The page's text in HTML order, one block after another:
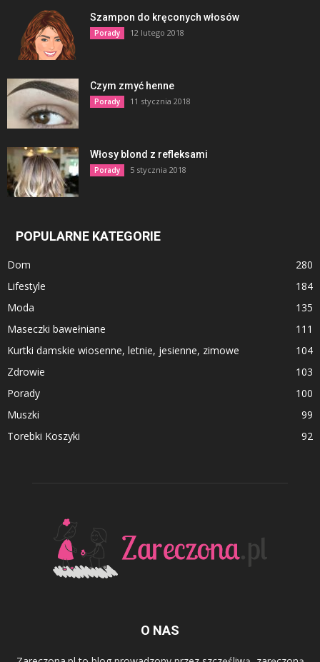
Szampon do kręconych włosów
Porady 12 lutego 2018
Czym zmyć henne
Porady 11 stycznia 2018
Włosy blond z refleksami
Porady 5 stycznia 2018
POPULARNE KATEGORIE
Dom
280
Lifestyle
184
Moda
135
Maseczki bawełniane
111
Kurtki damskie wiosenne, letnie, jesienne, zimowe
104
Zdrowie
103
Porady
100
Muszki
99
Torebki Koszyki
92
O NAS